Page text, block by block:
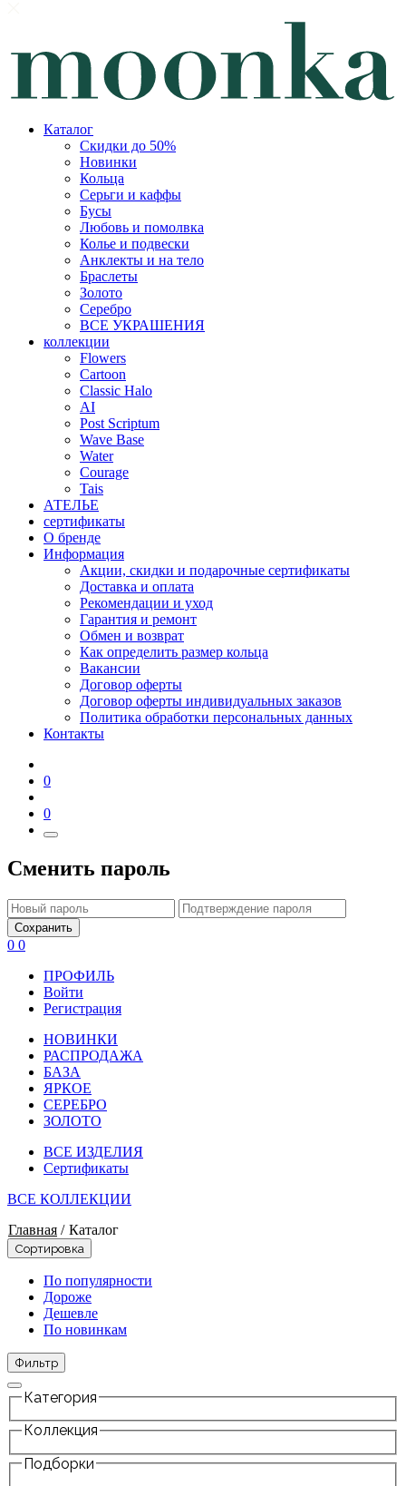
Каталог
Скидки до 50%
Новинки
Кольца
Серьги и каффы
Бусы
Любовь и помолвка
Колье и подвески
Анклекты и на тело
Браслеты
Золото
Серебро
ВСЕ УКРАШЕНИЯ
коллекции
Flowers
Cartoon
Classic Halo
AI
Post Scriptum
Wave Base
Water
Courage
Tais
АТЕЛЬЕ
сертификаты
О бренде
Информация
Акции, скидки и подарочные сертификаты
Доставка и оплата
Рекомендации и уход
Гарантия и ремонт
Обмен и возврат
Как определить размер кольца
Вакансии
Договор оферты
Договор оферты индивидуальных заказов
Политика обработки персональных данных
Контакты
0
0
Сменить пароль
Сохранить
0 0
ПРОФИЛЬ
Войти
Регистрация
НОВИНКИ
РАСПРОДАЖА
БАЗА
ЯРКОЕ
СЕРЕБРО
ЗОЛОТО
ВСЕ ИЗДЕЛИЯ
Сертификаты
ВСЕ КОЛЛЕКЦИИ
Главная / Каталог
Сортировка
По популярности
Дороже
Дешевле
По новинкам
Фильтр
Категория
Коллекция
Подборки